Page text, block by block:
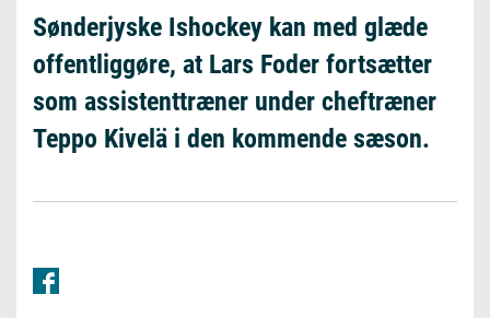
Sønderjyske Ishockey kan med glæde
offentliggøre, at Lars Foder fortsætter
som assistenttræner under cheftræner
Teppo Kivelä i den kommende sæson.